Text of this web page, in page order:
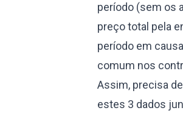
período (sem os
preço total pela
período em
comum nos
Assim, precisa
estes 3 dados